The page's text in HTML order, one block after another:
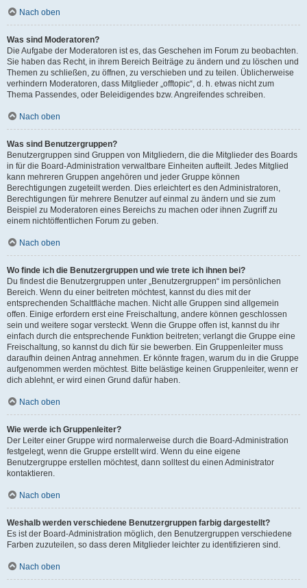
Nach oben
Was sind Moderatoren?
Die Aufgabe der Moderatoren ist es, das Geschehen im Forum zu beobachten.
Sie haben das Recht, in ihrem Bereich Beiträge zu ändern und zu löschen und
Themen zu schließen, zu öffnen, zu verschieben und zu teilen. Üblicherweise
verhindern Moderatoren, dass Mitglieder „offtopic“, d. h. etwas nicht zum
Thema Passendes, oder Beleidigendes bzw. Angreifendes schreiben.
Nach oben
Was sind Benutzergruppen?
Benutzergruppen sind Gruppen von Mitgliedern, die die Mitglieder des Boards
in für die Board-Administration verwaltbare Einheiten aufteilt. Jedes Mitglied
kann mehreren Gruppen angehören und jeder Gruppe können
Berechtigungen zugeteilt werden. Dies erleichtert es den Administratoren,
Berechtigungen für mehrere Benutzer auf einmal zu ändern und sie zum
Beispiel zu Moderatoren eines Bereichs zu machen oder ihnen Zugriff zu
einem nichtöffentlichen Forum zu geben.
Nach oben
Wo finde ich die Benutzergruppen und wie trete ich ihnen bei?
Du findest die Benutzergruppen unter „Benutzergruppen“ im persönlichen
Bereich. Wenn du einer beitreten möchtest, kannst du dies mit der
entsprechenden Schaltfläche machen. Nicht alle Gruppen sind allgemein
offen. Einige erfordern erst eine Freischaltung, andere können geschlossen
sein und weitere sogar versteckt. Wenn die Gruppe offen ist, kannst du ihr
einfach durch die entsprechende Funktion beitreten; verlangt die Gruppe eine
Freischaltung, so kannst du dich für sie bewerben. Ein Gruppenleiter muss
daraufhin deinen Antrag annehmen. Er könnte fragen, warum du in die Gruppe
aufgenommen werden möchtest. Bitte belästige keinen Gruppenleiter, wenn er
dich ablehnt, er wird einen Grund dafür haben.
Nach oben
Wie werde ich Gruppenleiter?
Der Leiter einer Gruppe wird normalerweise durch die Board-Administration
festgelegt, wenn die Gruppe erstellt wird. Wenn du eine eigene
Benutzergruppe erstellen möchtest, dann solltest du einen Administrator
kontaktieren.
Nach oben
Weshalb werden verschiedene Benutzergruppen farbig dargestellt?
Es ist der Board-Administration möglich, den Benutzergruppen verschiedene
Farben zuzuteilen, so dass deren Mitglieder leichter zu identifizieren sind.
Nach oben